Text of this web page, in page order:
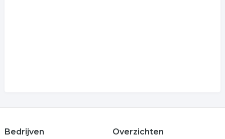
Bedrijven Overzichten